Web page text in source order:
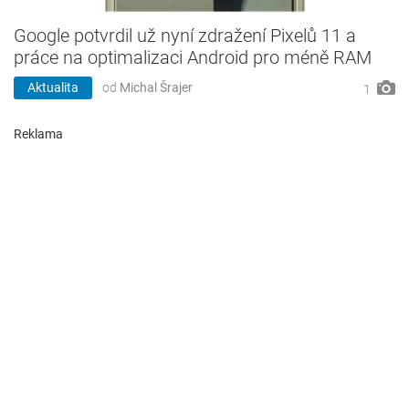
Google potvrdil už nyní zdražení Pixelů 11 a
práce na optimalizaci Android pro méně RAM
Aktualita od Michal Šrajer 1
Reklama